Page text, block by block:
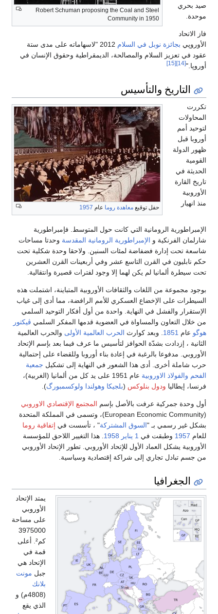
Robert Schuman proposing the Coal and Steel
Community in 1950
صيد بحري
موحدة.
فاز الاتحاد
الأوروپي بجائزة نوبل في السلام
2012 "لاسهاماته على مدى ستة
عقود في تعزيز السلام والمصالحة، الديمقراطية وحقوق الإنسان في
أوروپا."[14]
[15]
التاريخ والتأسيس
حفل توقيع معاهدة روما عام 1957
تكررت
المحاولات
لتوحيد أمم
أوروبا قبل
ظهور الدولة
القومية
الحديثة في
تاريخ القارة
الأوروبية
منذ انهيار
الإمبراطورية الرومانية التي كانت حول المتوسط. فإمبراطورية
شارلمان الفرنكية و الإمبراطورية الرومانية المقدسة وحدتا مساحات
شاسعة تحت إدارة فضفاضة لمئات السنين. ولاحقا وحدة شكلية تحت
حكم نابليون في القرن التاسع عشر وفي أربعينات القرن العشرين
تحت سيطرة ألمانيا لم يكن لهما إلا وجود لفترات قصيرة وانتقالية.
بوجود مجموعة من اللغات والثقافات الأوروبية المتباينة، اشتملت هذه
السيطرات على الإخضاع العسكري للأمم الرافضة، مما أدى إلى غياب
الإستقرار والفشل في النهاية. واحدة من أول أفكار التوحيد السلمي
من خلال التعاون والمساواة في العضوية قدمها المفكر السلمي ڤيكتور
هوگو عام 1851 . وبعد كوارث الحرب العالمية الأولى والحرب العالمية
الثانية ، إزدادت بشدّة الحوافز لتأسيس ما عرف فيما بعد بإسم الإتحاد
الأوروبي. مدفوعا بالرغبة في إعادة بناء أوروبا وللقضاء على إحتمالية
حرب شاملة أخرى. أدى هذا الشعور في النهاية إلى تشكيل جمعية
الفحم والفولاذ الاوروبية
عام 1951 على يد كل من ألمانيا (الغربية)،
فرنسا، إيطاليا ودول بنلوكس (بلجيكا وهولندا ولوكسمبورگ).
أول وحدة جمركية عرفت بالأصل بإسم المجتمع الإقتصادي الاوروبي
(European Economic Community)، وتسمى في المملكة المتحدة
بشكل غير رسمي بـ "السوق المشتركة" ، تأسست في إتفاقية روما
للعام 1957 وطبقت في 1 يناير 1958 . هذا التغيير اللاحق للمؤسسة
الأوروبية يشكل العماد الأول للإتحاد الأوروبي. تطور الإتحاد الأوروبي
من جسم تبادل تجاري إلى شراكة إقتصادية وسياسية.
الجغرافيا
يمتد الإتحاد
الأوروبي
على مساحة
3975000
كم². أعلى
قمة في
الإتحاد هي
جبل مونت
بلانك
(4808م) و
الذي يقع